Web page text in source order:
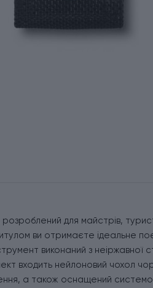
для майстрів,
ви отримаєте ідеальне
виконаний з неіржавної
входить нейлоновий чохол
а також оснащений